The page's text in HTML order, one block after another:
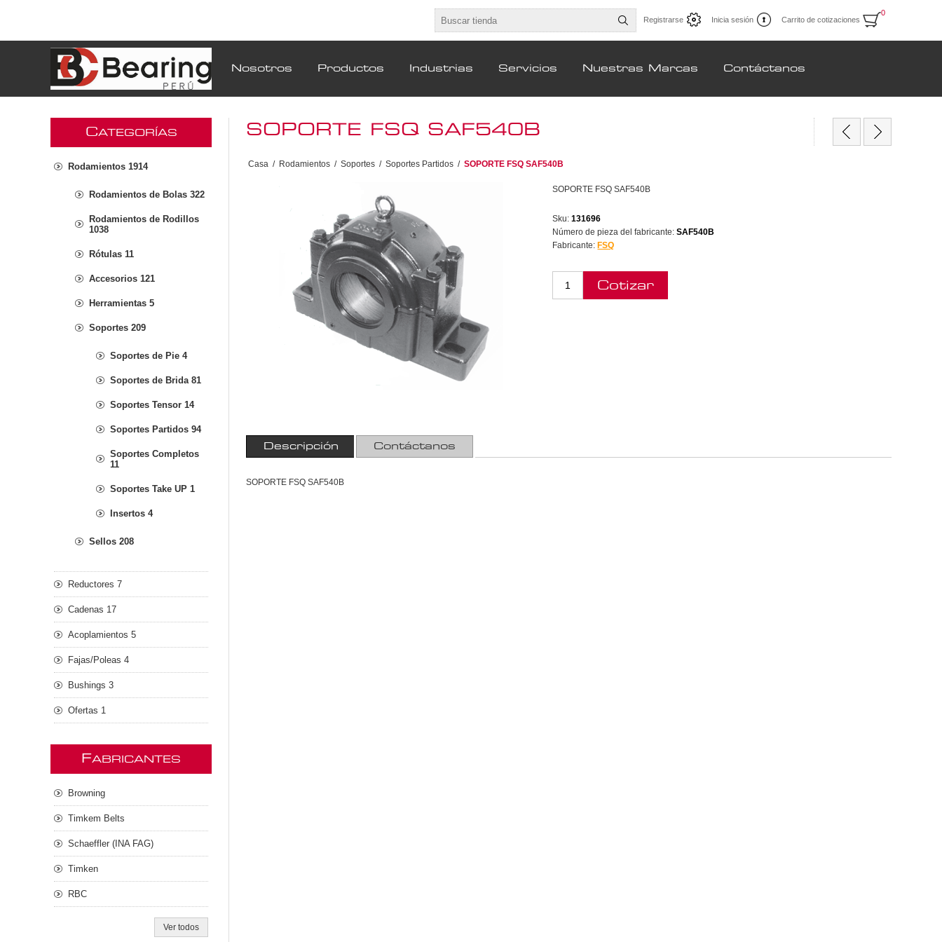
Registrarse Inicia sesión Carrito de cotizaciones
0
Nosotros Productos Industrias Servicios Nuestras Marcas Contáctanos
SOPORTE FSQ SAF540B
Casa / Rodamientos / Soportes / Soportes Partidos / SOPORTE FSQ SAF540B
SOPORTE FSQ SAF540B
Sku: 131696
Número de pieza del fabricante: SAF540B
Fabricante: FSQ
Descripción Contáctanos
SOPORTE FSQ SAF540B
CATEGORÍAS
Rodamientos 1914
Rodamientos de Bolas 322
Rodamientos de Rodillos
1038
Rótulas 11
Accesorios 121
Herramientas 5
Soportes 209
Soportes de Pie 4
Soportes de Brida 81
Soportes Tensor 14
Soportes Partidos 94
Soportes Completos
11
Soportes Take UP 1
Insertos 4
Sellos 208
Reductores 7
Cadenas 17
Acoplamientos 5
Fajas/Poleas 4
Bushings 3
Ofertas 1
FABRICANTES
Browning
Timkem Belts
Schaeffler (INA FAG)
Timken
RBC
Ver todos